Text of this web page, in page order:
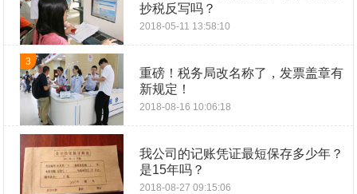
抄税反写吗？
2018-05-11 13:58:10
3
重磅！税务局改名称了，发票盖章有
新规定！
2018-08-16 10:06:18
我公司的记账凭证最短保存多少年？
是15年吗？
2018-08-27 09:15:06